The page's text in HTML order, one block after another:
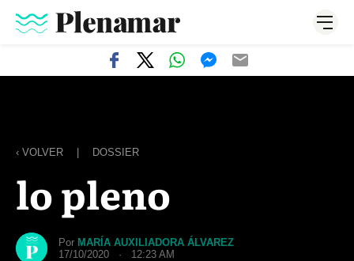
‹ VOLVER DOSSIER
lo pleno
Por MARÍA AUXILIADORA ÁLVAREZ
17/10/2020 · 12:23 AM